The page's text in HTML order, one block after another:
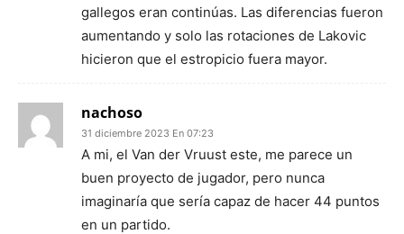
gallegos eran continúas. Las diferencias fueron
aumentando y solo las rotaciones de Lakovic
hicieron que el estropicio fuera mayor.
nachoso
31 diciembre 2023 En 07:23
A mi, el Van der Vruust este, me parece un
buen proyecto de jugador, pero nunca
imaginaría que sería capaz de hacer 44 puntos
en un partido.